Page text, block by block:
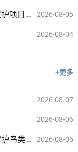
2026-08-05
湖南衡南县林业局组织开展古树名木保护项目验收工作
2026-08-04
+更多
2026-08-07
2026-08-06
2026-08-06
湖南洪江市扎实开展“清网护飞”行动 守护鸟类栖息安全